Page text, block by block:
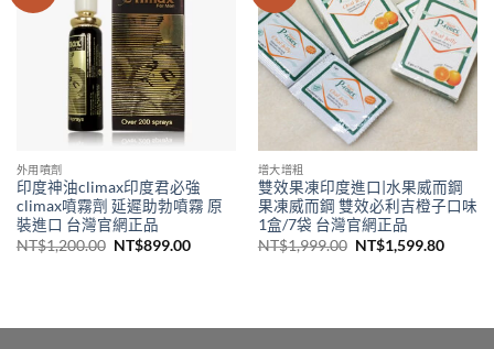
外用噴劑
印度神油climax印度君必強
climax噴霧劑 延遲助勃噴霧 原
裝進口 台灣官網正品
NT$1,200.00 原
NT$899.00目
增大增粗
雙效果凍印度進口|水果威而鋼
果凍威而鋼 雙效必利吉橙子口味
1盒/7袋 台灣官網正品
NT$1,999.00 原
NT$1,599.80目